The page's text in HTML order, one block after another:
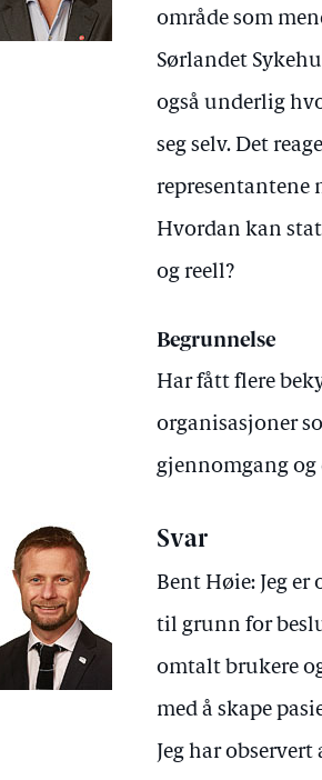
område som
Sørlandet
også underlig
seg selv. Det
representantene
Hvordan kan
og reell?
Begrunnelse
Har fått flere
organisasjoner
gjennomgang og
Svar
Bent Høie: Jeg
til grunn for
omtalt brukere
med å skape
Jeg har